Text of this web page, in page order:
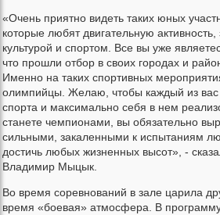
«Очень приятно видеть таких юных
которые любят двигательную
культурой и спортом. Все вы уже
что прошли отбор в своих городах и
Именно на таких спортивных
олимпийцы. Желаю, чтобы каждый из
спорта и максимально себя в нем
станете чемпионами, вы обязательно
сильными, закаленными к испытаниям
достичь любых жизненных высот», -
Владимир Мыцык.
Во время соревнований в зале царила
время «боевая» атмосфера. В